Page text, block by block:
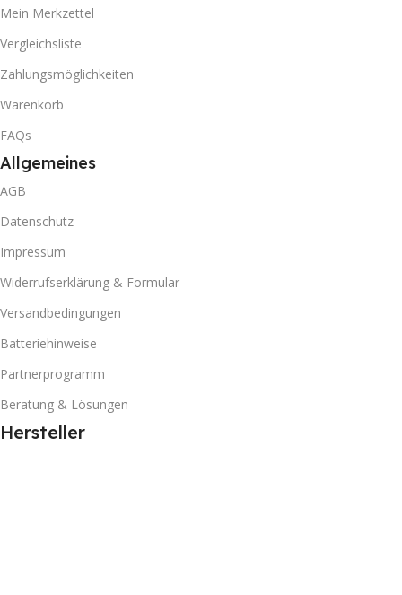
Mein Merkzettel
Vergleichsliste
Zahlungsmöglichkeiten
Warenkorb
FAQs
Allgemeines
AGB
Datenschutz
Impressum
Widerrufserklärung & Formular
Versandbedingungen
Batteriehinweise
Partnerprogramm
Beratung & Lösungen
Hersteller